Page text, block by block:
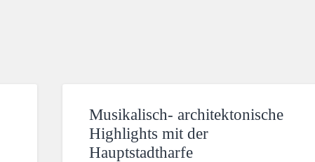
Musikalisch- architektonische
Highlights mit der
Hauptstadtharfe